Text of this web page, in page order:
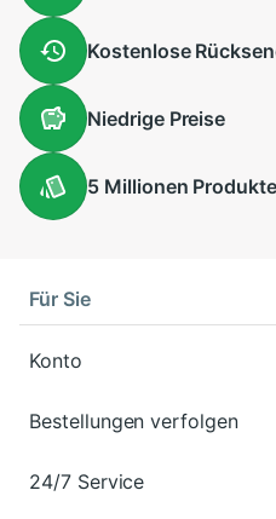
Kostenlose
NiedrigePreise
5 Millionen Produkte
Für Sie
Konto
Bestellungen verfolgen
24/7 Service